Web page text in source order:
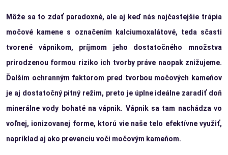
Môže sa to zdať paradoxné, ale aj keď nás najčastejšie trápia
močové kamene s označením kalciumoxalátové, teda sčasti
tvorené vápnikom, príjmom jeho dostatočného množstva
prirodzenou formou riziko ich tvorby práve naopak znižujeme.
Ďalším ochranným faktorom pred tvorbou močových kameňov
je aj dostatočný pitný režim, preto je úplne ideálne zaradiť doň
minerálne vody bohaté na vápnik. Vápnik sa tam nachádza vo
voľnej, ionizovanej forme, ktorú vie naše telo efektívne využiť,
napríklad aj ako prevenciu voči močovým kameňom.